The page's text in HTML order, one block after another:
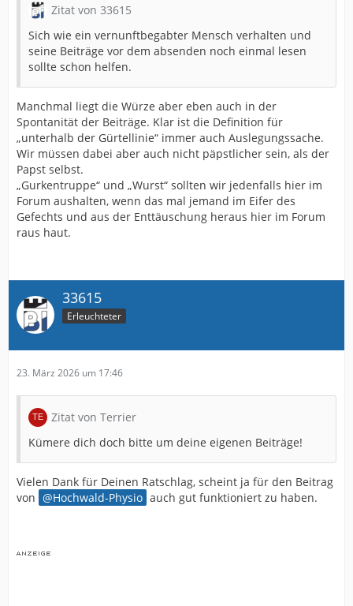
Zitat von 33615
Sich wie ein vernunftbegabter Mensch verhalten und
seine Beiträge vor dem absenden noch einmal lesen
sollte schon helfen.
Manchmal liegt die Würze aber eben auch in der
Spontanität der Beiträge. Klar ist die Definition für
„unterhalb der Gürtellinie“ immer auch Auslegungssache.
Wir müssen dabei aber auch nicht päpstlicher sein, als der
Papst selbst.
„Gurkentruppe“ und „Wurst“ sollten wir jedenfalls hier im
Forum aushalten, wenn das mal jemand im Eifer des
Gefechts und aus der Enttäuschung heraus hier im Forum
raus haut.
33615
Erleuchteter
23. März 2026 um 17:46
Zitat von Terrier
Kümere dich doch bitte um deine eigenen Beiträge!
Vielen Dank für Deinen Ratschlag, scheint ja für den Beitrag
von
Hochwald-Physio auch gut funktioniert zu haben.